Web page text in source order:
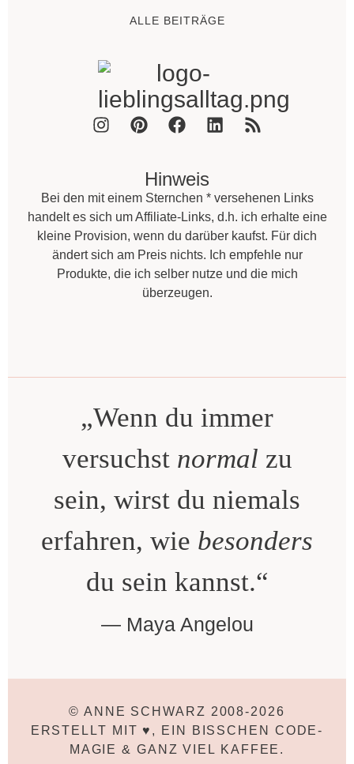
ALLE BEITRÄGE
Hinweis
Bei den mit einem Sternchen * versehenen Links
handelt es sich um Affiliate-Links, d.h. ich erhalte eine
kleine Provision, wenn du darüber kaufst. Für dich
ändert sich am Preis nichts. Ich empfehle nur
Produkte, die ich selber nutze und die mich
überzeugen.
„Wenn du immer
versuchst normal zu
sein, wirst du niemals
erfahren, wie besonders
du sein kannst.“
Maya Angelou
© ANNE SCHWARZ 2008-2026
ERSTELLT MIT ♥, EIN BISSCHEN CODE-
MAGIE & GANZ VIEL KAFFEE.